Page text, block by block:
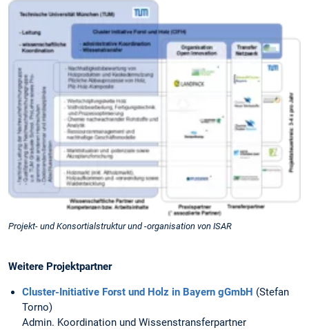
Projekt- und Konsortialstruktur und -organisation von ISAR
Weitere Projektpartner
Cluster-Initiative Forst und Holz in Bayern gGmbH (Stefan
Torno)
Admin. Koordination und Wissenstransferpartner